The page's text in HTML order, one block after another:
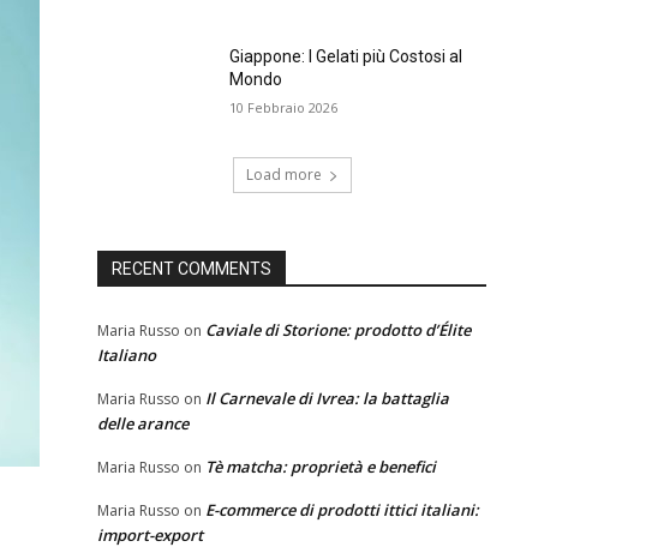
Giappone: I Gelati più Costosi al
Mondo
10 Febbraio 2026
Load more
RECENT COMMENTS
Maria Russo on Caviale di Storione: prodotto d’Élite
Italiano
Maria Russo on Il Carnevale di Ivrea: la battaglia
delle arance
Maria Russo on Tè matcha: proprietà e benefici
Maria Russo on E-commerce di prodotti ittici italiani:
import-export